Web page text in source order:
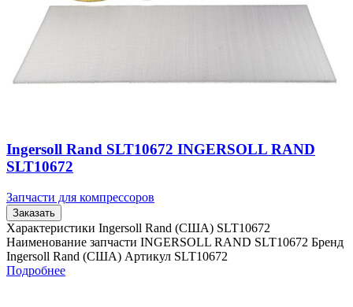
Ingersoll Rand SLT10672 INGERSOLL RAND
SLT10672
Запчасти для компрессоров
Заказать
Характеристики Ingersoll Rand (США) SLT10672
Наименование запчасти INGERSOLL RAND SLT10672 Бренд
Ingersoll Rand (США) Артикул SLT10672
Подробнее